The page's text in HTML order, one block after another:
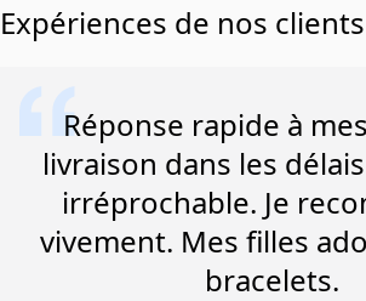
Expériences de nos clients
Réponse rapide à
livraison dans les
irréprochable. Je
vivement. Mes filles
bracelets.